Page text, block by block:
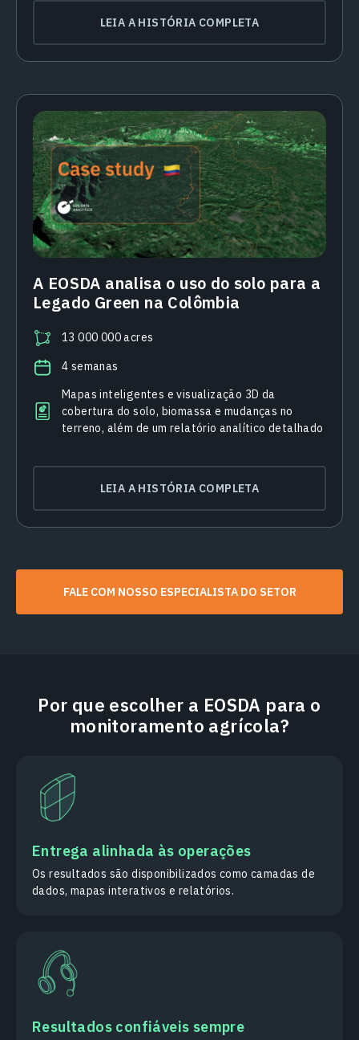
LEIA A HISTÓRIA COMPLETA
A EOSDA analisa o uso do solo para a
Legado Green na Colômbia
13 000 000 acres
4 semanas
Mapas inteligentes e visualização 3D da
cobertura do solo, biomassa e mudanças no
terreno, além de um relatório analítico detalhado
LEIA A HISTÓRIA COMPLETA
FALE COM NOSSO ESPECIALISTA DO SETOR
Por que escolher a EOSDA para o
monitoramento agrícola?
Entrega alinhada às operações
Os resultados são disponibilizados como camadas de
dados, mapas interativos e relatórios.
Resultados confiáveis sempre